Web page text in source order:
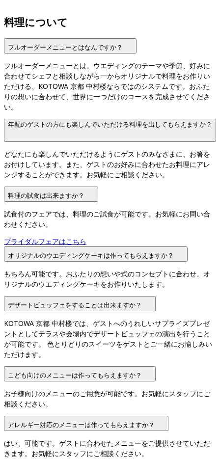
料理について
フルオーダーメニューとはなんですか？
フルオーダーメニューとは、ウエディングのテーマや季節、好みに
合わせてシェフと相談しながら一からオリジナルで料理をお作りい
ただける、KOTOWA 京都 中村楼ならではのシステムです。おふた
りの想いに合わせて、世界に一つだけのコースを完成させてくださ
い。
年配のゲストの方にも楽しんでいただける料理を出してもらえますか？
どなたにも楽しんでいただけるようにゲストのみなさまに、お箸を
お付けしています。また、ゲストのお好みに合わせたお料理にアレ
ンジすることができます。お気軽にご相談ください。
料理の試食は出来ますか？
試食付のフェアでは、料理のご試食が可能です。お気軽にお問い合
わせください。
ブライダルフェアはこちら
オリジナルのウエディングケーキは作ってもらえますか？
もちろん可能です。おふたりの想いや式のコンセプトに合わせ、オ
リジナルのウエディングケーキをお作りいたします。
デザートビュッフェをすることは出来ますか？
KOTOWA 京都 中村楼では、ゲストへのうれしいサプライズプレゼ
ントとしてテラスや会場内でデザートビュッフェの演出を行うこと
が可能です。 色とりどりのスイーツをゲストとご一緒にお愉しみい
ただけます。
こども向けのメニューは作ってもらえますか？
お子様向けのメニューのご用意が可能です。お気軽にスタッフにご
相談ください。
アレルギー対応のメニューは作ってもらえますか？
はい、可能です。ゲストに合わせたメニューをご提供させていただ
きます。お気軽にスタッフにご相談ください。